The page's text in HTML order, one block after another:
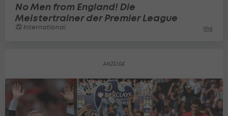
No Men from England! Die
Meistertrainer der Premier League
International 5